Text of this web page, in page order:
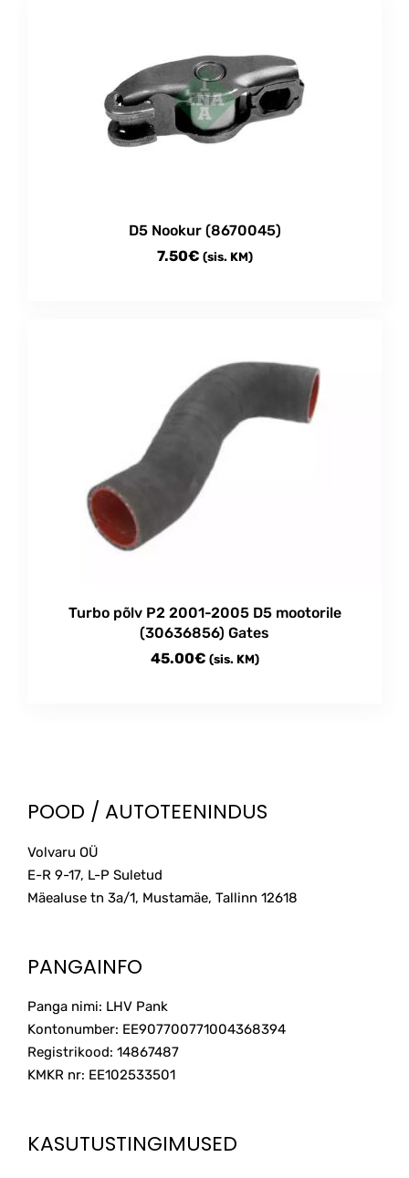
D5 Nookur (8670045)
7.50€ (sis. KM)
Turbo põlv P2 2001-2005 D5 mootorile
(30636856) Gates
45.00€ (sis. KM)
POOD / AUTOTEENINDUS
Volvaru OÜ
E-R 9-17, L-P Suletud
Mäealuse tn 3a/1, Mustamäe, Tallinn 12618
PANGAINFO
Panga nimi: LHV Pank
Kontonumber: EE907700771004368394
Registrikood: 14867487
KMKR nr: EE102533501
KASUTUSTINGIMUSED